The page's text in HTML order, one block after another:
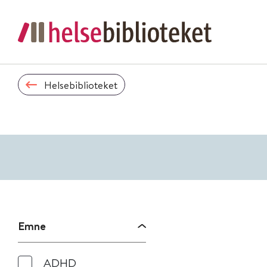
Helsebiblioteket
Emne
ADHD